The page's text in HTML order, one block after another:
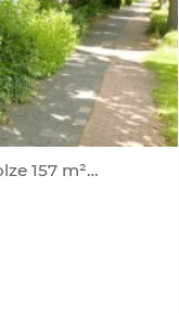
157 m²…